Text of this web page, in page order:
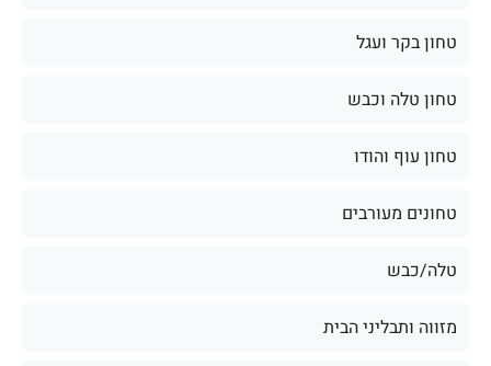
טחון בקר ועגל
טחון טלה וכבש
טחון עוף והודו
טחונים מעורבים
טלה/כבש
מזווה ותבליני הבית